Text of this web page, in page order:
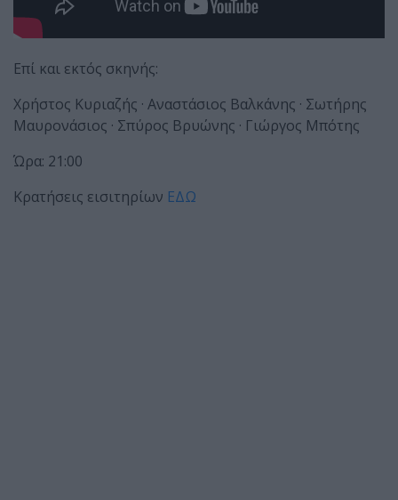
Επί και εκτός σκηνής:
Χρήστος Κυριαζής · Αναστάσιος Βαλκάνης · Σωτήρης
Μαυρονάσιος · Σπύρος Βρυώνης · Γιώργος Μπότης
Ώρα: 21:00
Κρατήσεις εισιτηρίων ΕΔΩ